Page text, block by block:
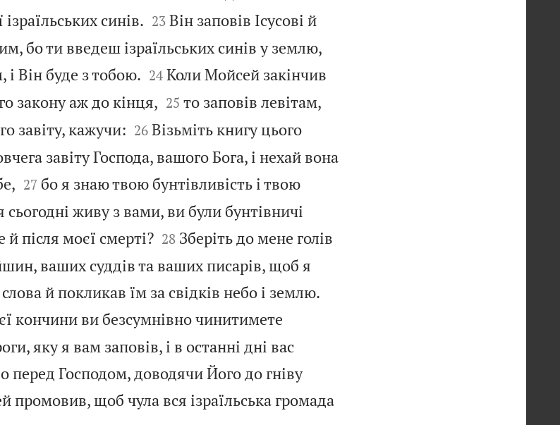
синів.
23 Він заповів Ісусові й
бо ти введеш ізраїльських синів у землю,
і Він буде з тобою.
24 Коли Мойсей закінчив
закону аж до кінця,
25 то заповів левітам,
завіту, кажучи:
26 Візьміть книгу цього
завіту Господа, вашого Бога, і нехай вона

27 бо я знаю твою бунтівливість і твою
живу з вами, ви були бунтівничі
й після моєї смерті?
28 Зберіть до мене голів
ваших суддів та ваших писарів, щоб я
й покликав їм за свідків небо і землю.
кончини ви безсумнівно чинитимете
яку я вам заповів, і в останні дні вас
перед Господом, доводячи Його до гніву
промовив, щоб чула вся ізраїльська громада